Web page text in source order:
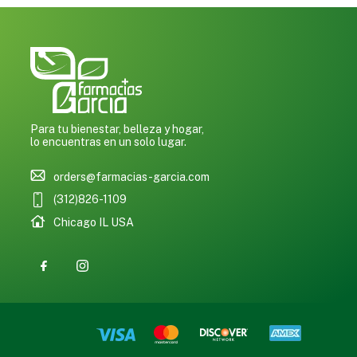
Para tu bienestar, belleza y hogar,
lo encuentras en un solo lugar.
orders@farmacias-garcia.com
(312)826-1109
Chicago IL USA